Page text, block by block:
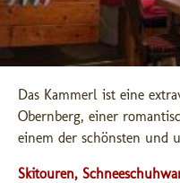
Das Kammerl ist eine
Obernberg, einer
einem der schönsten und
Skitouren,